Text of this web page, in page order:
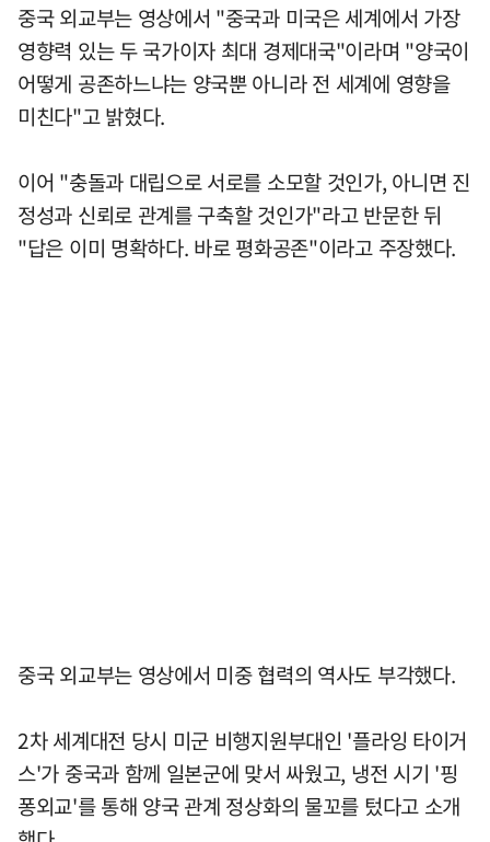
중국 외교부는 영상에서 "중국과 미국은 세계에서 가장
영향력 있는 두 국가이자 최대 경제대국"이라며 "양국이
어떻게 공존하느냐는 양국뿐 아니라 전 세계에 영향을
미친다"고 밝혔다.
이어 "충돌과 대립으로 서로를 소모할 것인가, 아니면 진
정성과 신뢰로 관계를 구축할 것인가"라고 반문한 뒤
"답은 이미 명확하다. 바로 평화공존"이라고 주장했다.
중국 외교부는 영상에서 미중 협력의 역사도 부각했다.
2차 세계대전 당시 미군 비행지원부대인 '플라잉 타이거
스'가 중국과 함께 일본군에 맞서 싸웠고, 냉전 시기 '핑
퐁외교'를 통해 양국 관계 정상화의 물꼬를 텄다고 소개